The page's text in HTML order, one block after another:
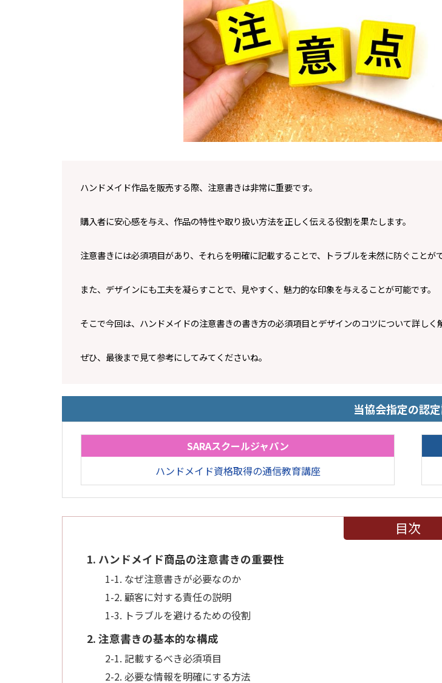
ハンドメイド作品を販売する際、注意書きは非常に重要です。
購入者に安心感を与え、作品の特性や取り扱い方法を正しく伝える役割を果たします。
注意書きには必須項目があり、それらを明確に記載することで、トラブルを未然に防ぐことがで
また、デザインにも工夫を凝らすことで、見やすく、魅力的な印象を与えることが可能です。
そこで今回は、ハンドメイドの注意書きの書き方の必須項目とデザインのコツについて詳しく
ぜひ、最後まで見て参考にしてみてくださいね。
当協会指定の認
SARAスクールジャパン
ハンドメイド資格取得の通信教育講座
目次
1. ハンドメイド商品の注意書きの重要性
1-1. なぜ注意書きが必要なのか
1-2. 顧客に対する責任の説明
1-3. トラブルを避けるための役割
2. 注意書きの基本的な構成
2-1. 記載するべき必須項目
2-2. 必要な情報を明確にする方法